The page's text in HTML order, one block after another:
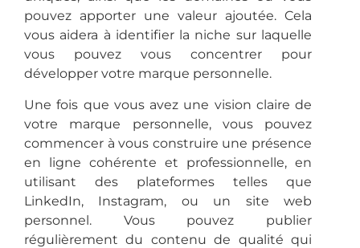
pouvez apporter une valeur ajoutée. Cela
vous aidera à identifier la niche sur laquelle
vous pouvez vous concentrer pour
développer votre marque personnelle.
Une fois que vous avez une vision claire de
votre marque personnelle, vous pouvez
commencer à vous construire une présence
en ligne cohérente et professionnelle, en
utilisant des plateformes telles que
LinkedIn, Instagram, ou un site web
personnel. Vous pouvez publier
régulièrement du contenu de qualité qui